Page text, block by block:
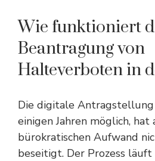
Wie funktioniert
Beantragung von
Halteverboten in
Die digitale
einigen Jahren möglich, hat
bürokratischen Aufwand
beseitigt. Der Prozess